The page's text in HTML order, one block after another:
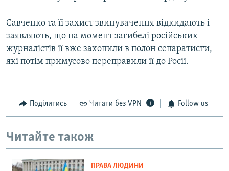
Савченко та її захист звинувачення відкидають і
заявляють, що на момент загибелі російських
журналістів її вже захопили в полон сепаратисти,
які потім примусово переправили її до Росії.
Поділитись Читати без VPN Follow us
Читайте також
ПРАВА ЛЮДИНИ